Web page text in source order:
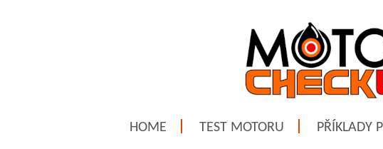
HOME TEST MOTORU PŘÍKLADY